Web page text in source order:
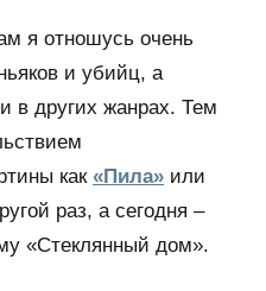
я отношусь очень
и убийц, а
в других жанрах. Тем
как «Пила» или
раз, а сегодня –
«Стеклянный дом».